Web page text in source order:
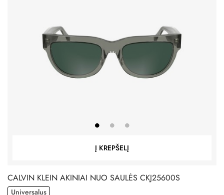
Į KREPŠELĮ
CALVIN KLEIN AKINIAI NUO SAULĖS CKJ25600S
Universalus